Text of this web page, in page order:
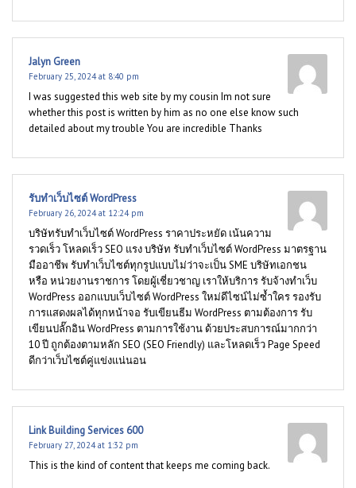
Jalyn Green
February 25, 2024 at 8:40 pm
I was suggested this web site by my cousin Im not sure
whether this post is written by him as no one else know such
detailed about my trouble You are incredible Thanks
รับทำเว็บไซต์ WordPress
February 26, 2024 at 12:24 pm
บริษัทรับทำเว็บไซต์ WordPress ราคาประหยัด เน้นความ
รวดเร็ว โหลดเร็ว SEO แรง บริษัท รับทำเว็บไซต์ WordPress มาตรฐาน
มืออาชีพ รับทำเว็บไซต์ทุกรูปแบบไม่ว่าจะเป็น SME บริษัทเอกชน
หรือ หน่วยงานราชการ โดยผู้เชี่ยวชาญ เราให้บริการ รับจ้างทำเว็บ
WordPress ออกแบบเว็บไซต์ WordPress ใหม่ดีไซน์ไม่ซ้ำใคร รองรับ
การแสดงผลได้ทุกหน้าจอ รับเขียนธีม WordPress ตามต้องการ รับ
เขียนปลั๊กอิน WordPress ตามการใช้งาน ด้วยประสบการณ์มากกว่า
10 ปี ถูกต้องตามหลัก SEO (SEO Friendly) และโหลดเร็ว Page Speed
ดีกว่าเว็บไซต์คู่แข่งแน่นอน
Link Building Services 600
February 27, 2024 at 1:32 pm
This is the kind of content that keeps me coming back.